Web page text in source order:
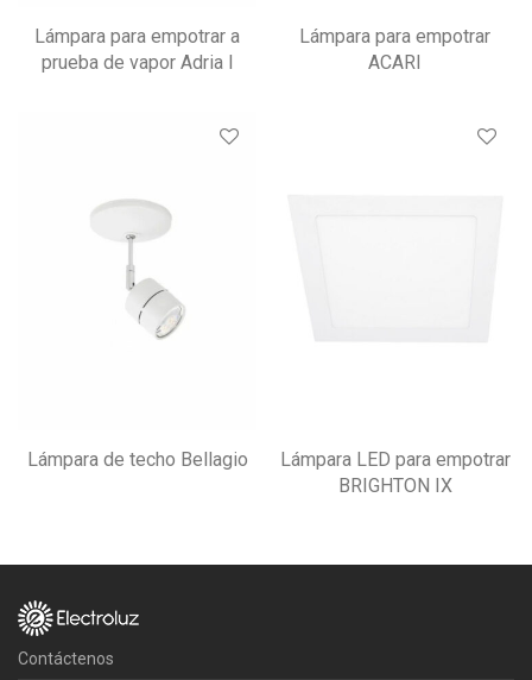
Lámpara para empotrar a
prueba de vapor Adria I
Lámpara para empotrar
ACARI
Lámpara de techo Bellagio
Lámpara LED para empotrar
BRIGHTON IX
Contáctenos